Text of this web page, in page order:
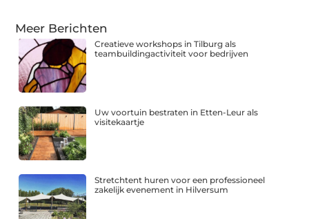
Meer Berichten
Creatieve workshops in Tilburg als
teambuildingactiviteit voor bedrijven
Uw voortuin bestraten in Etten-Leur als
visitekaartje
Stretchtent huren voor een professioneel
zakelijk evenement in Hilversum